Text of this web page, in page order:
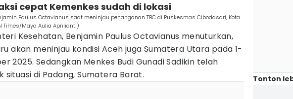
cepat Kemenkes sudah di lokasi
Paulus Octavianus saat meninjau penanganan TBC di Puskesmas Cibodasari, Kota
Times/Maya Aulia Aprilianti)
Kesehatan, Benjamin Paulus Octavianus menuturkan,
akan meninjau kondisi Aceh juga Sumatera Utara pada 1-
2025. Sedangkan Menkes Budi Gunadi Sadikin telah
situasi di Padang, Sumatera Barat.
Tonton